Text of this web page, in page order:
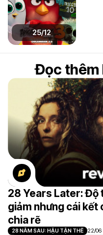
25/12
Đọc thêm
28 Years Later: Độ
giảm nhưng cái kết
chia rẽ
28 NĂM SAU: HẬU TẬN THẾ 22/06